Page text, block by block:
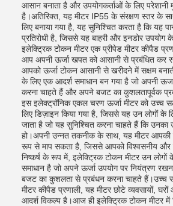
आसान बनाता है और उपयोगकर्ताओं के लिए
है।अतिरिक्त, यह मीटर IP55 के संरक्षण स्तर के
लिए बनाया गया है, यह सुनिश्चित करता है कि यह
प्रतिरोधी है, जिससे यह बाहरी और इनडोर उपयोग
इलेक्ट्रिक टोकन मीटर एक प्रीपेड मीटर कीपैड
आप अपनी ऊर्जा खपत को आसानी से प्रबंधित कर
आपको ऊर्जा टोकन आसानी से खरीदने में सक्षम
के लिए एक आदर्श समाधान बन गया है जो अपनी
करना चाहते हैं और अपने बजट का कुशलतापूर्वक
इस इलेक्ट्रॉनिक एकल चरण ऊर्जा मीटर को उच्च
लिए डिज़ाइन किया गया है, जिससे यह उन लोगों के
जाता है जो यह सुनिश्चित करना चाहते हैं कि उनका
हो।अपनी उन्नत तकनीक के साथ, यह मीटर
रूप से माप सकता है, जिससे आपको विश्वसनीय और
निष्कर्ष के रूप में, इलेक्ट्रिक टोकन मीटर उन लोगों
समाधान है जो अपने ऊर्जा उपयोग पर नियंत्रण
बजट का कुशलता से प्रबंधन करना चाहते हैं।उच्च
मीटर कीपैड प्रणाली, यह मीटर छोटे व्यवसायों,
आदर्श विकल्प है।आज ही इलेक्ट्रिक टोकन मीटर